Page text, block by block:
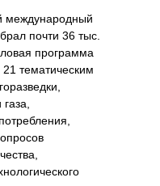
международный
почти 36 тыс.
программа
тематическим